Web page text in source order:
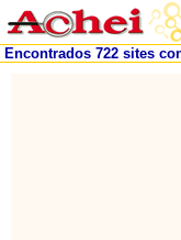
Encontrados 722 sites